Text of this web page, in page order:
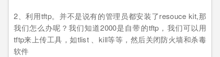
2、利用tftp。并不是说有的管理员都安装了resouce kit,那
我们怎么办呢？我们知道2000是自带的tftp，我们可以用
tftp来上传工具，如tlist 、kill等等，然后关闭防火墙和杀毒
软件